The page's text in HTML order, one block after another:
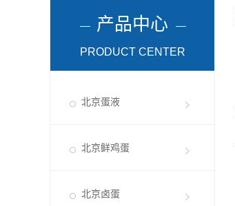
产品中心
PRODUCT CENTER
北京蛋液
北京鲜鸡蛋
北京卤蛋